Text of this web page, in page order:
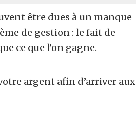
être dues à un manque
de gestion : le fait de
ce que l’on gagne.
argent afin d’arriver aux